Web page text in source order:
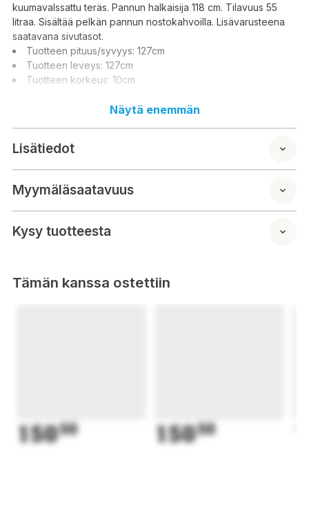
kuumavalssattu teräs. Pannun halkaisija 118 cm. Tilavuus 55
litraa. Sisältää pelkän pannun nostokahvoilla. Lisävarusteena
saatavana sivutasot.
Tuotteen pituus/syvyys: 127cm
Tuotteen leveys: 127cm
Tuotteen korkeus: 10cm
Kompatibel med Gas 100/120 LL. Tillverkad i Finland. Material
varmvalsat stål. Panns diameter 118 cm. Volym 55 liter.
som tillbehör.
Produktlängd/djup: 127cm
Produktbredd: 127cm
Produkthöjd: 10 cm
Näytä enemmän
Lisätiedot
Myymäläsaatavuus
Kysy tuotteesta
Tämän kanssa ostettiin
15050 15050